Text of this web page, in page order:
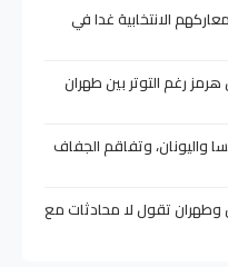
الانتخابية غدا في
رغم التوتر بين طهران
واليونان، وتفاقم الجفاف
وطهران تقول لا محادثات مع